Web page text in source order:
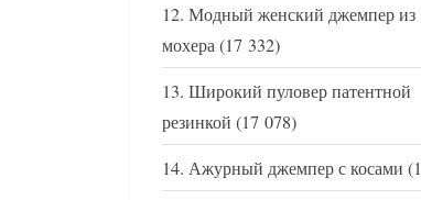
Модный женский джемпер из
мохера(17 332)
Широкий пуловер патентной
резинкой (17 078)
Ажурный джемпер с косами